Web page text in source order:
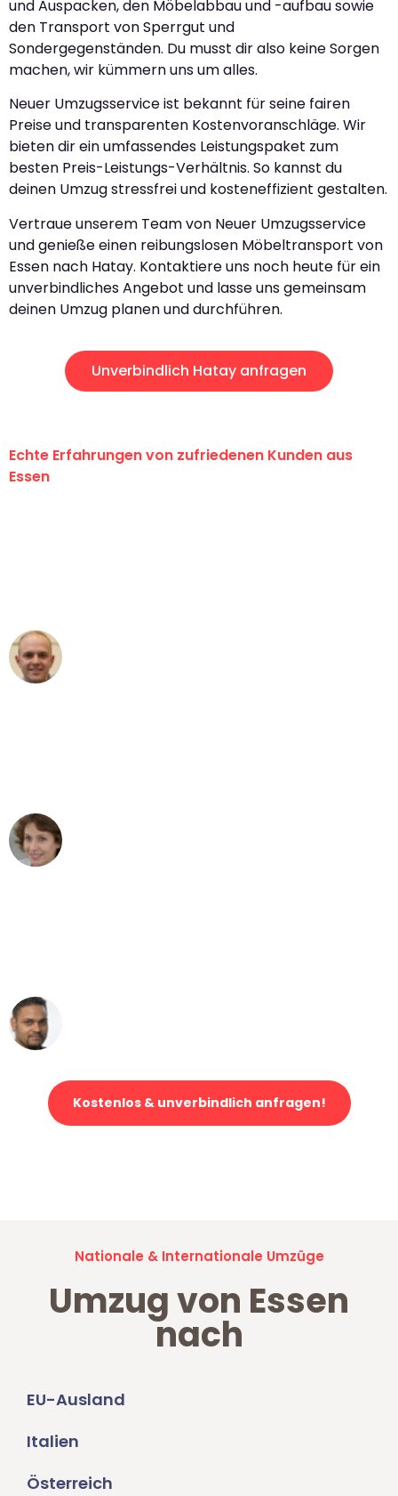
und Auspacken, den Möbelabbau und -aufbau sowie
den Transport von Sperrgut und
Sondergegenständen. Du musst dir also keine Sorgen
machen, wir kümmern uns um alles.
Neuer Umzugsservice ist bekannt für seine fairen
Preise und transparenten Kostenvoranschläge. Wir
bieten dir ein umfassendes Leistungspaket zum
besten Preis-Leistungs-Verhältnis. So kannst du
deinen Umzug stressfrei und kosteneffizient gestalten.
Vertraue unserem Team von Neuer Umzugsservice
und genieße einen reibungslosen Möbeltransport von
Essen nach Hatay. Kontaktiere uns noch heute für ein
unverbindliches Angebot und lasse uns gemeinsam
deinen Umzug planen und durchführen.
Unverbindlich Hatay anfragen
Echte Erfahrungen von zufriedenen Kunden aus
Essen
Kostenlos & unverbindlich anfragen!
Nationale & Internationale Umzüge
Umzug von Essen
nach
EU-Ausland
Italien
Österreich